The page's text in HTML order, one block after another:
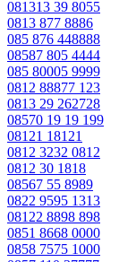
081313 39 8055
0813 877 8886
085 876 448888
08587 805 4444
085 80005 9999
0812 88877 123
0813 29 262728
08570 19 19 199
08121 18121
0812 3232 0812
0812 30 1818
08567 55 8989
0822 9595 1313
08122 8898 898
0851 8668 0000
0858 7575 1000